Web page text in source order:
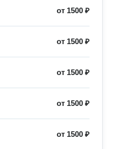
от 1500 ₽
от 1500 ₽
от 1500 ₽
от 1500 ₽
от 1500 ₽